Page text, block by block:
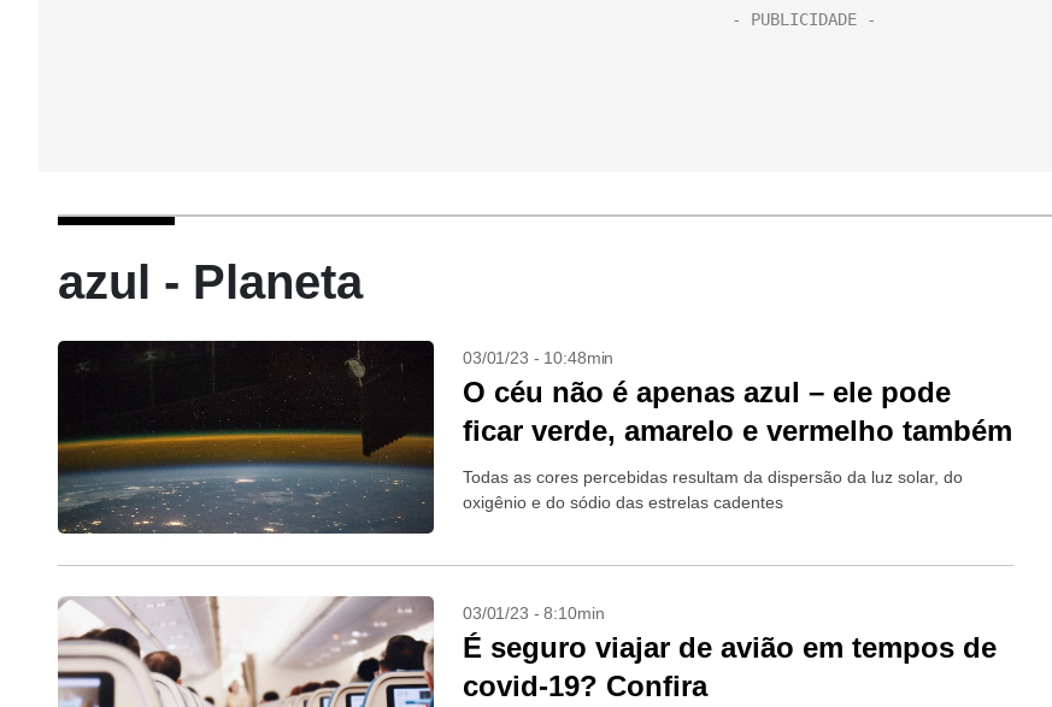
azul - Planeta
03/01/23 - 10:48min
O céu não é apenas azul – ele pode
ficar verde, amarelo e vermelho também
Todas as cores percebidas resultam da dispersão da luz solar, do
oxigênio e do sódio das estrelas cadentes
03/01/23 - 8:10min
É seguro viajar de avião em tempos de
covid-19? Confira